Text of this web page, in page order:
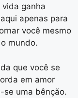
ganha
apenas para
você mesmo
mundo.
que você se
em amor
se uma bênção.